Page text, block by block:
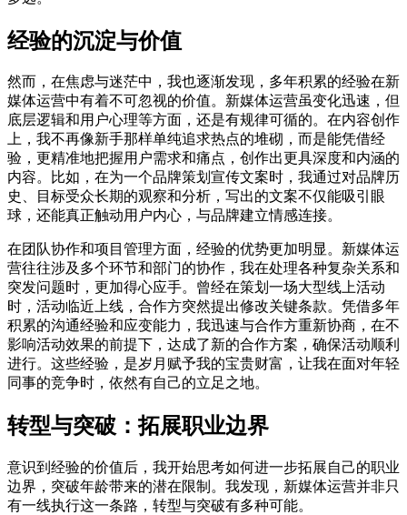
经验的沉淀与价值
然而，在焦虑与迷茫中，我也逐渐发现，多年积累的经验在新
媒体运营中有着不可忽视的价值。新媒体运营虽变化迅速，但
底层逻辑和用户心理等方面，还是有规律可循的。在内容创作
上，我不再像新手那样单纯追求热点的堆砌，而是能凭借经
验，更精准地把握用户需求和痛点，创作出更具深度和内涵的
内容。比如，在为一个品牌策划宣传文案时，我通过对品牌历
史、目标受众长期的观察和分析，写出的文案不仅能吸引眼
球，还能真正触动用户内心，与品牌建立情感连接。
在团队协作和项目管理方面，经验的优势更加明显。新媒体运
营往往涉及多个环节和部门的协作，我在处理各种复杂关系和
突发问题时，更加得心应手。曾经在策划一场大型线上活动
时，活动临近上线，合作方突然提出修改关键条款。凭借多年
积累的沟通经验和应变能力，我迅速与合作方重新协商，在不
影响活动效果的前提下，达成了新的合作方案，确保活动顺利
进行。这些经验，是岁月赋予我的宝贵财富，让我在面对年轻
同事的竞争时，依然有自己的立足之地。
转型与突破：拓展职业边界
意识到经验的价值后，我开始思考如何进一步拓展自己的职业
边界，突破年龄带来的潜在限制。我发现，新媒体运营并非只
有一线执行这一条路，转型与突破有多种可能。